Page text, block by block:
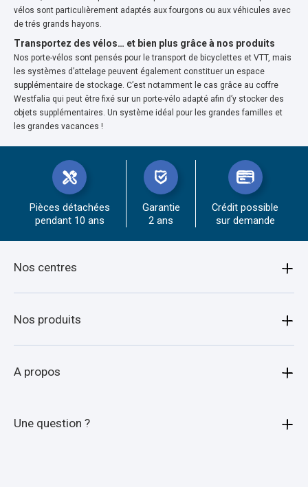
vélos sont particulièrement adaptés aux fourgons ou aux véhicules avec
de trés grands hayons.
Transportez des vélos… et bien plus grâce à nos produits
Nos porte-vélos sont pensés pour le transport de bicyclettes et VTT, mais
les systèmes d’attelage peuvent également constituer un espace
supplémentaire de stockage. C’est notamment le cas grâce au coffre
Westfalia qui peut être fixé sur un porte-vélo adapté afin d’y stocker des
objets supplémentaires. Un système idéal pour les grandes familles et
les grandes vacances !
Pièces détachées
pendant 10 ans
Garantie
2 ans
Crédit possible
sur demande
Nos centres
Amiens
Arras
Boulogne-sur-mer
Nos produits
Porte quad
A propos
Qui sommes-nous ?
Une question ?